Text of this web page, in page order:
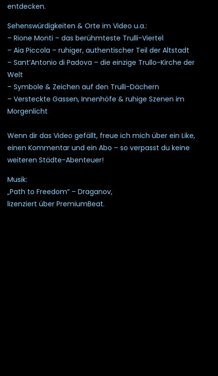
entdecken.
Sehenswürdigkeiten & Orte im Video u.a.:
– Rione Monti – das berühmteste Trulli-Viertel
– Aia Piccola – ruhiger, authentischer Teil der Altstadt
– Sant’Antonio di Padova – die einzige Trullo-Kirche der
Welt
– Symbole & Zeichen auf den Trulli-Dächern
– Versteckte Gassen, Innenhöfe & ruhige Szenen im
Morgenlicht
Wenn dir das Video gefällt, freue ich mich über ein Like,
einen Kommentar und ein Abo – so verpasst du keine
weiteren Städte-Abenteuer!
Musik:
„Path to Freedom“ – Draganov,
lizenziert über PremiumBeat.